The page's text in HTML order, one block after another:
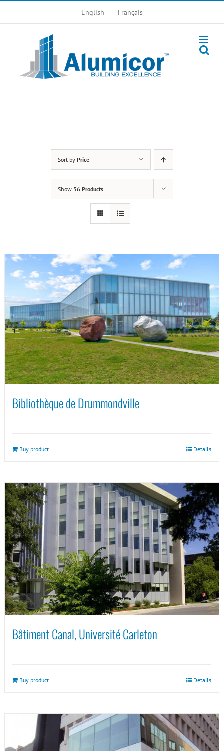
English Français
Sort by Price
Show 36 Products
Bibliothèque de Drummondville
Buy product Details
Bâtiment Canal, Université Carleton
Buy product Details